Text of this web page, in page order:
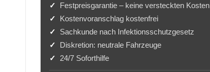
Festpreisgarantie – keine versteckten Kosten
Kostenvoranschlag kostenfrei
Sachkunde nach Infektionsschutzgesetz
Diskretion: neutrale Fahrzeuge
24/7 Soforthilfe